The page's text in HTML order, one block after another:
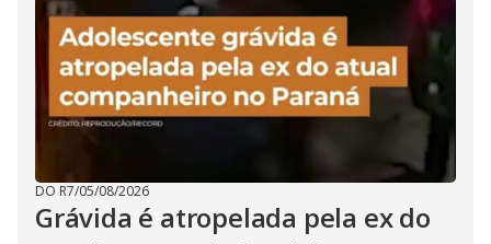
DO R7/05/08/2026
Grávida é atropelada pela ex do